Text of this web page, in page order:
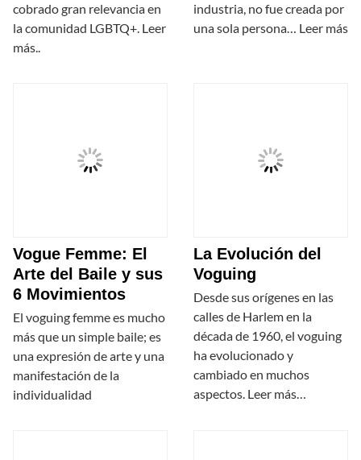
cobrado gran relevancia en
la comunidad LGBTQ+. Leer
más..
industria, no fue creada por
una sola persona… Leer más
Vogue Femme: El
Arte del Baile y sus
6 Movimientos
El voguing femme es mucho
más que un simple baile; es
una expresión de arte y una
manifestación de la
individualidad
La Evolución del
Voguing
Desde sus orígenes en las
calles de Harlem en la
década de 1960, el voguing
ha evolucionado y
cambiado en muchos
aspectos. Leer más…